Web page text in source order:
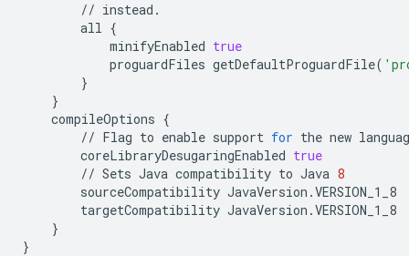
// instead .
all {
minifyEnabled true
proguardFiles getDefaultProguardFile(
}
}
compileOptions {
// Flag to enable support for the new
coreLibraryDesugaringEnabled true
// Sets Java compatibility to Java 8
sourceCompatibility JavaVersion .VERSION_1_8
targetCompatibility JavaVersion .VERSION_1_8
}
}